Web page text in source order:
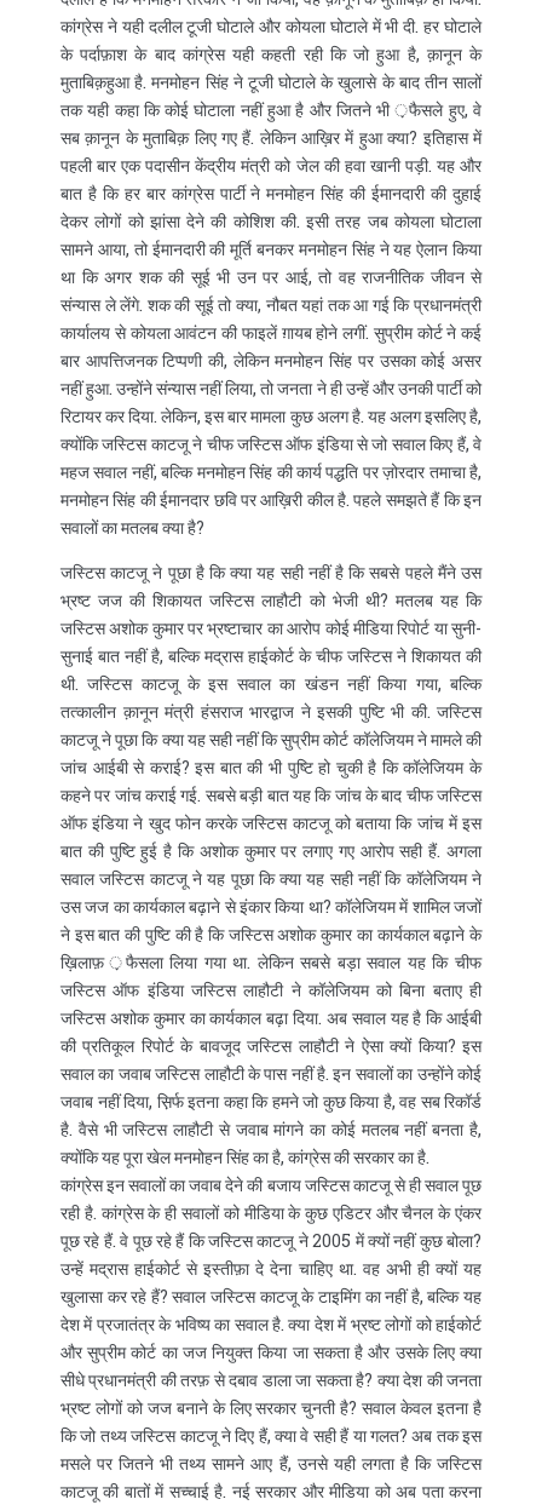
कांग्रेस ने यही दलील टूजी घोटाले और कोयला घोटाले में भी दी. हर घोटाले
के पर्दाफ़ाश के बाद कांग्रेस यही कहती रही कि जो हुआ है, क़ानून के
मुताबिक़हुआ है. मनमोहन सिंह ने टूजी घोटाले के खुलासे के बाद तीन सालों
तक यही कहा कि कोई घोटाला नहीं हुआ है और जितने भी ़फैसले हुए, वे
सब क़ानून के मुताबिक़ लिए गए हैं. लेकिन आख़िर में हुआ क्या? इतिहास में
पहली बार एक पदासीन केंद्रीय मंत्री को जेल की हवा खानी पड़ी. यह और
बात है कि हर बार कांग्रेस पार्टी ने मनमोहन सिंह की ईमानदारी की दुहाई
देकर लोगों को झांसा देने की कोशिश की. इसी तरह जब कोयला घोटाला
सामने आया, तो ईमानदारी की मूर्ति बनकर मनमोहन सिंह ने यह ऐलान किया
था कि अगर शक की सूई भी उन पर आई, तो वह राजनीतिक जीवन से
संन्यास ले लेंगे. शक की सूई तो क्या, नौबत यहां तक आ गई कि प्रधानमंत्री
कार्यालय से कोयला आवंटन की फाइलें ग़ायब होने लगीं. सुप्रीम कोर्ट ने कई
बार आपत्तिजनक टिप्पणी की, लेकिन मनमोहन सिंह पर उसका कोई असर
नहीं हुआ. उन्होंने संन्यास नहीं लिया, तो जनता ने ही उन्हें और उनकी पार्टी को
रिटायर कर दिया. लेकिन, इस बार मामला कुछ अलग है. यह अलग इसलिए है,
क्योंकि जस्टिस काटजू ने चीफ जस्टिस ऑफ इंडिया से जो सवाल किए हैं, वे
महज सवाल नहीं, बल्कि मनमोहन सिंह की कार्य पद्धति पर ज़ोरदार तमाचा है,
मनमोहन सिंह की ईमानदार छवि पर आख़िरी कील है. पहले समझते हैं कि इन
सवालों का मतलब क्या है?
जस्टिस काटजू ने पूछा है कि क्या यह सही नहीं है कि सबसे पहले मैंने उस
भ्रष्ट जज की शिकायत जस्टिस लाहौटी को भेजी थी? मतलब यह कि
जस्टिस अशोक कुमार पर भ्रष्टाचार का आरोप कोई मीडिया रिपोर्ट या सुनी-
सुनाई बात नहीं है, बल्कि मद्रास हाईकोर्ट के चीफ जस्टिस ने शिकायत की
थी. जस्टिस काटजू के इस सवाल का खंडन नहीं किया गया, बल्कि
तत्कालीन क़ानून मंत्री हंसराज भारद्वाज ने इसकी पुष्टि भी की. जस्टिस
काटजू ने पूछा कि क्या यह सही नहीं कि सुप्रीम कोर्ट कॉलेजियम ने मामले की
जांच आईबी से कराई? इस बात की भी पुष्टि हो चुकी है कि कॉलेजियम के
कहने पर जांच कराई गई. सबसे बड़ी बात यह कि जांच के बाद चीफ जस्टिस
ऑफ इंडिया ने खुद फोन करके जस्टिस काटजू को बताया कि जांच में इस
बात की पुष्टि हुई है कि अशोक कुमार पर लगाए गए आरोप सही हैं. अगला
सवाल जस्टिस काटजू ने यह पूछा कि क्या यह सही नहीं कि कॉलेजियम ने
उस जज का कार्यकाल बढ़ाने से इंकार किया था? कॉलेजियम में शामिल जजों
ने इस बात की पुष्टि की है कि जस्टिस अशोक कुमार का कार्यकाल बढ़ाने के
ख़िलाफ़ ़फैसला लिया गया था. लेकिन सबसे बड़ा सवाल यह कि चीफ
जस्टिस ऑफ इंडिया जस्टिस लाहौटी ने कॉलेजियम को बिना बताए ही
जस्टिस अशोक कुमार का कार्यकाल बढ़ा दिया. अब सवाल यह है कि आईबी
की प्रतिकूल रिपोर्ट के बावजूद जस्टिस लाहौटी ने ऐसा क्यों किया? इस
सवाल का जवाब जस्टिस लाहौटी के पास नहीं है. इन सवालों का उन्होंने कोई
जवाब नहीं दिया, स़िर्फ इतना कहा कि हमने जो कुछ किया है, वह सब रिकॉर्ड
है. वैसे भी जस्टिस लाहौटी से जवाब मांगने का कोई मतलब नहीं बनता है,
क्योंकि यह पूरा खेल मनमोहन सिंह का है, कांग्रेस की सरकार का है.
कांग्रेस इन सवालों का जवाब देने की बजाय जस्टिस काटजू से ही सवाल पूछ
रही है. कांग्रेस के ही सवालों को मीडिया के कुछ एडिटर और चैनल के एंकर
पूछ रहे हैं. वे पूछ रहे हैं कि जस्टिस काटजू ने 2005 में क्यों नहीं कुछ बोला?
उन्हें मद्रास हाईकोर्ट से इस्तीफ़ा दे देना चाहिए था. वह अभी ही क्यों यह
खुलासा कर रहे हैं? सवाल जस्टिस काटजू के टाइमिंग का नहीं है, बल्कि यह
देश में प्रजातंत्र के भविष्य का सवाल है. क्या देश में भ्रष्ट लोगों को हाईकोर्ट
और सुप्रीम कोर्ट का जज नियुक्त किया जा सकता है और उसके लिए क्या
सीधे प्रधानमंत्री की तरफ़ से दबाव डाला जा सकता है? क्या देश की जनता
भ्रष्ट लोगों को जज बनाने के लिए सरकार चुनती है? सवाल केवल इतना है
कि जो तथ्य जस्टिस काटजू ने दिए हैं, क्या वे सही हैं या गलत? अब तक इस
मसले पर जितने भी तथ्य सामने आए हैं, उनसे यही लगता है कि जस्टिस
काटजू की बातों में सच्चाई है. नई सरकार और मीडिया को अब पता करना